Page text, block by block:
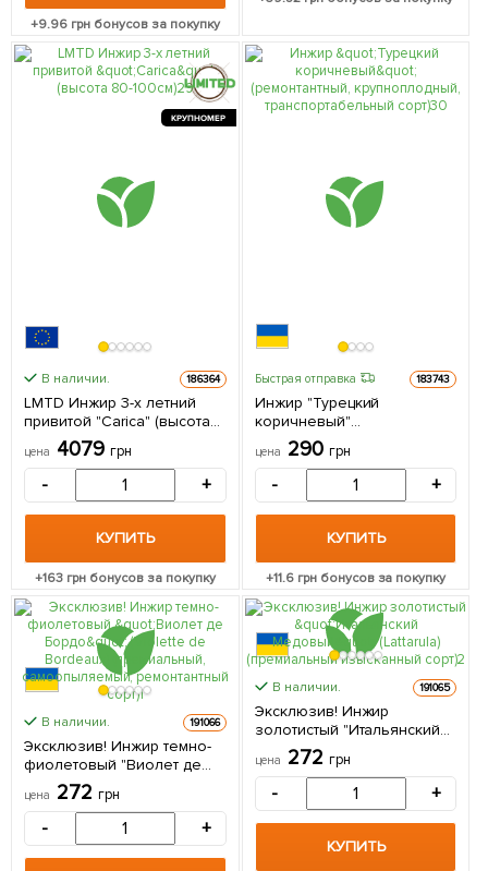
+9.96 грн бонусов за покупку
КРУПНОМЕР
В наличии. 186364
LMTD Инжир 3-х летний
привитой "Carica" (высота
80-100см) из Нидерландов
1 саженец в упаковке
цена 4079 грн
- +
КУПИТЬ
+163 грн бонусов за покупку
Быстрая отправка 183743
Инжир "Турецкий
коричневый"
(ремонтантный,
крупноплодный,
транспортабельный сорт) 1
саженец в упаковке
цена 290 грн
- +
КУПИТЬ
+11.6грн бонусов за покупку
В наличии. 191066
Эксклюзив! Инжир темно-
фиолетовый "Виолет де
Бордо" (Violette de
Bordeaux) (премиальный,
самоопыляемый,
ремонтантный сорт) 1
саженец в упаковке
цена 272 грн
- +
В наличии. 191065
Эксклюзив! Инжир
золотистый "Итальянский
Медовый" (Lattarula)
(премиальный изысканный
сорт) 1 саженец в упаковке
цена 272 грн
- +
КУПИТЬ